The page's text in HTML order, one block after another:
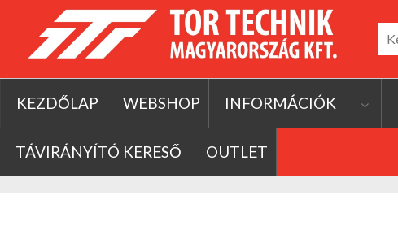
KEZDŐLAP WEBSHOP INFORMÁCIÓK
TÁVIRÁNYÍTÓ KERESŐ OUTLET